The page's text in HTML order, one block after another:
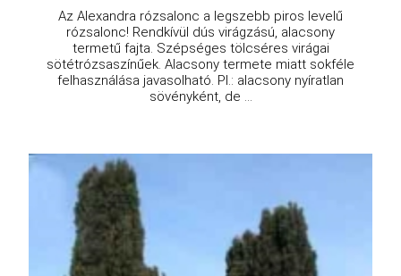
Az Alexandra rózsalonc a legszebb piros levelű
rózsalonc! Rendkívül dús virágzású, alacsony
termetű fajta. Szépséges tölcséres virágai
sötétrózsaszínűek. Alacsony termete miatt sokféle
felhasználása javasolható. Pl.: alacsony nyíratlan
sövényként, de ...